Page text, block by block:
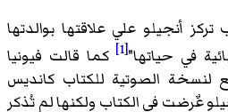
علي علاقتها بوالدتها
حياتها" كما قالت فيونيا
الصوتية للكتاب كانديس
في الكتاب ولكنها لم تُذكر